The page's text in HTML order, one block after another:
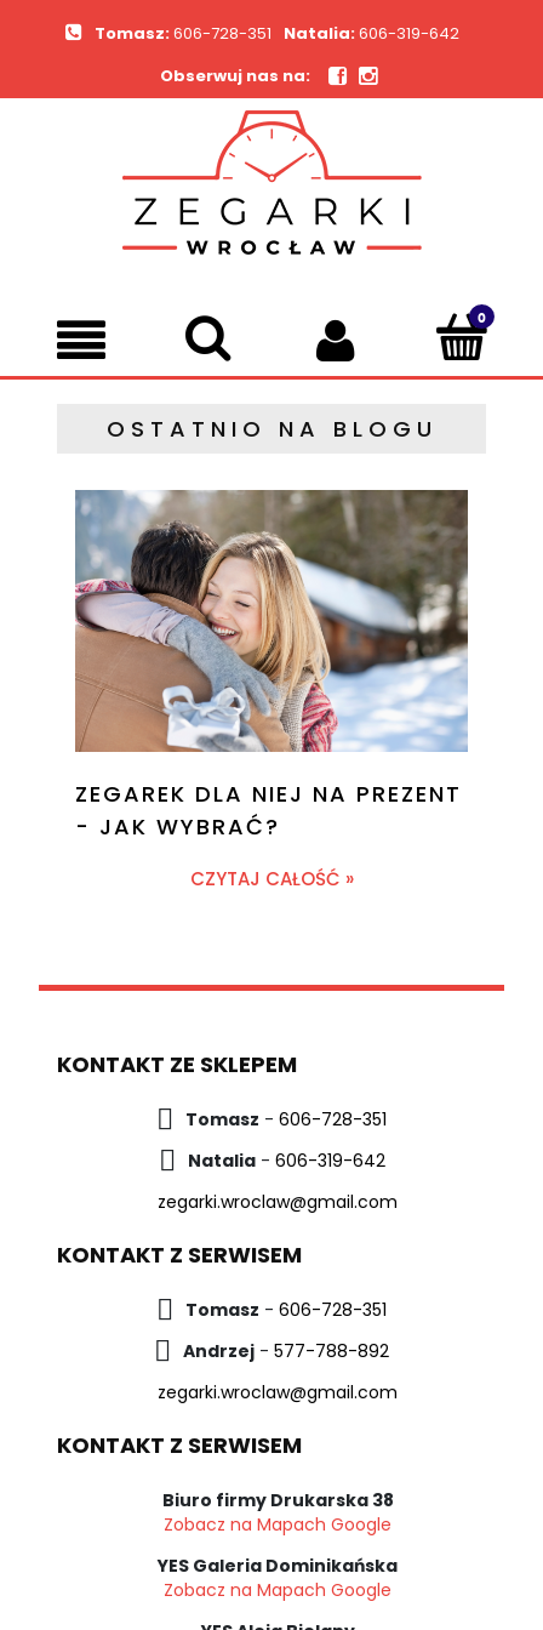
Tomasz:606-728-351 Natalia:606-319-642
Obserwuj nas na:
OSTATNIO NA BLOGU
ZEGAREK DLA NIEJ NA PREZENT
- JAK WYBRAĆ?
CZYTAJ CAŁOŚĆ »
KONTAKT ZE SKLEPEM
Tomasz - 606-728-351
Natalia- 606-319-642
zegarki.wroclaw@gmail.com
KONTAKT Z SERWISEM
Tomasz - 606-728-351
Andrzej - 577-788-892
zegarki.wroclaw@gmail.com
KONTAKT Z SERWISEM
Biuro firmy Drukarska 38
Zobacz na Mapach Google
YES Galeria Dominikańska
Zobacz na Mapach Google